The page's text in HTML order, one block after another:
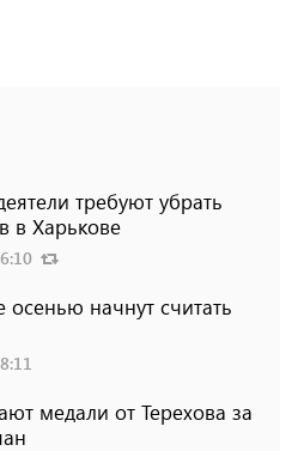
требуют убрать
в Харькове
начнут считать
медали от Терехова за